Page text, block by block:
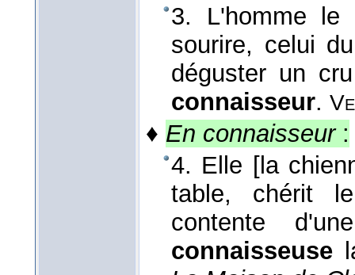
3. L'homme le
sourire, celui
déguster un
connaisseur.
♦ En connaisseur:
4. Elle [la
table, chérit
contente
connaisseuse